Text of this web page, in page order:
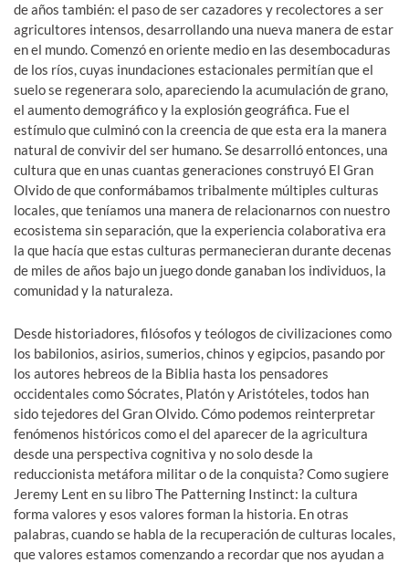
de años también: el paso de ser cazadores y recolectores a ser
agricultores intensos, desarrollando una nueva manera de estar
en el mundo. Comenzó en oriente medio en las desembocaduras
de los ríos, cuyas inundaciones estacionales permitían que el
suelo se regenerara solo, apareciendo la acumulación de grano,
el aumento demográfico y la explosión geográfica. Fue el
estímulo que culminó con la creencia de que esta era la manera
natural de convivir del ser humano. Se desarrolló entonces, una
cultura que en unas cuantas generaciones construyó El Gran
Olvido de que conformábamos tribalmente múltiples culturas
locales, que teníamos una manera de relacionarnos con nuestro
ecosistema sin separación, que la experiencia colaborativa era
la que hacía que estas culturas permanecieran durante decenas
de miles de años bajo un juego donde ganaban los individuos, la
comunidad y la naturaleza.
Desde historiadores, filósofos y teólogos de civilizaciones como
los babilonios, asirios, sumerios, chinos y egipcios, pasando por
los autores hebreos de la Biblia hasta los pensadores
occidentales como Sócrates, Platón y Aristóteles, todos han
sido tejedores del Gran Olvido. Cómo podemos reinterpretar
fenómenos históricos como el del aparecer de la agricultura
desde una perspectiva cognitiva y no solo desde la
reduccionista metáfora militar o de la conquista? Como sugiere
Jeremy Lent en su libro The Patterning Instinct: la cultura
forma valores y esos valores forman la historia. En otras
palabras, cuando se habla de la recuperación de culturas locales,
que valores estamos comenzando a recordar que nos ayudan a